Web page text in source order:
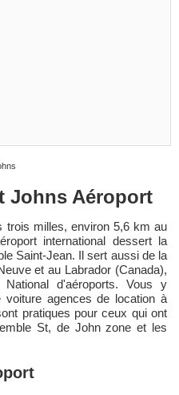
Johns Aéroport
trois milles, environ 5,6 km au
international dessert la
Saint-Jean. Il sert aussi de la
et au Labrador (Canada),
d'aéroports. Vous y
agences de location à
pratiques pour ceux qui ont
St, de John zone et les